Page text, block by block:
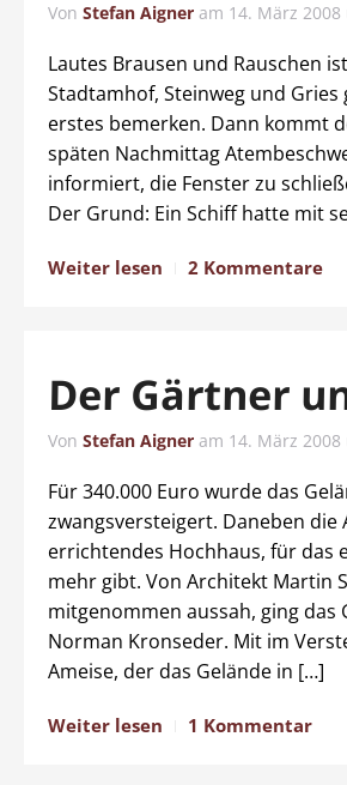
Von Stefan Aigner am 14. März
Lautes Brausen und Rauschen
Stadtamhof, Steinweg und
erstes bemerken. Dann kommt
späten Nachmittag
informiert, die Fenster zu
Der Grund: Ein Schiff hatte mit
Weiter lesen 2 Kommentare
Der Gärtner
Von Stefan Aigner am 14. März
Für 340.000 Euro wurde das
zwangsversteigert. Daneben die
errichtendes Hochhaus, für das
mehr gibt. Von Architekt Martin
mitgenommen aussah, ging
Norman Kronseder. Mit im
Ameise, der das Gelände in […]
Weiter lesen 1 Kommentar